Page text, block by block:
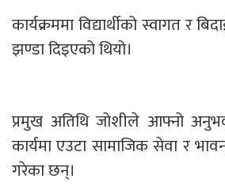
कार्यक्रममा विद्यार्थीको स्वागत र
झण्डा दिइएको थियो।
प्रमुख अतिथि जोशीले आफ्नो
कार्यमा एउटा सामाजिक सेवा र
गरेका छन्।